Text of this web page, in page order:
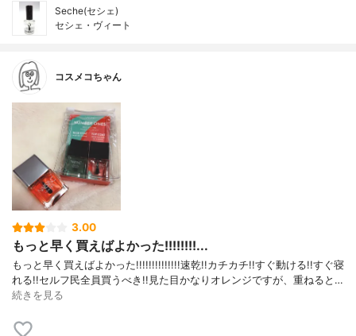
Seche(セシェ)
セシェ・ヴィート
コスメコちゃん
3.00
もっと早く買えばよかった!!!!!!!!...
もっと早く買えばよかった!!!!!!!!!!!!!!速乾!!カチカチ!!すぐ動ける!!すぐ寝
れる!!セルフ民全員買うべき!!見た目かなりオレンジですが、重ねると…
続きを見る